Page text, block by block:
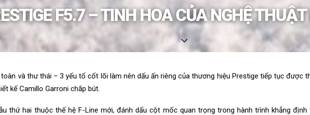
F5.7 – TINH HOA CỦA NGHỆ
toàn và thư thái – 3 yếu tố cốt lõi làm nên dấu ấn riêng của thương hiệu Prestige tiếp tục được
kế Camillo Garroni chắp bút.
thứ hai thuộc thế hệ F-Line mới, đánh dấu cột mốc quan trọng trong hành trình khẳng